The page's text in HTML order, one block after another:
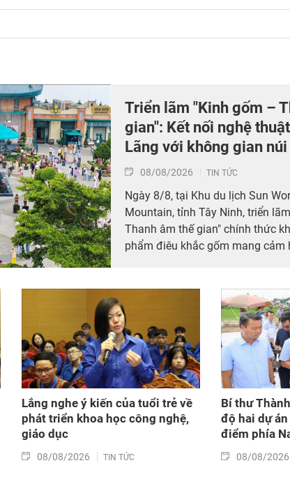
Triển lãm "Kinh gốm –
gian": Kết nối nghệ
Lãng với không gian
08/08/2026 TIN TỨC
Ngày 8/8, tại Khu du lịch Sun
Mountain, tỉnh Tây Ninh, triển
Thanh âm thế gian" chính thức
phẩm điêu khắc gốm mang cảm
nghề Phù Lãng (tỉnh Bắc Ninh)
khách trong, ngoài nước.
Lắng nghe ý kiến của tuổi trẻ về
phát triển khoa học công nghệ,
giáo dục
08/08/2026 TIN TỨC
Bí thư
độ hai dự
điểm phía
08/08/2026